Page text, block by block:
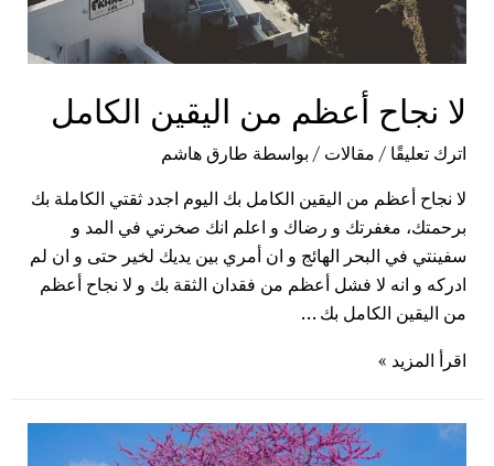
لا نجاح أعظم من اليقين الكامل
اترك تعليقًا / مقالات / بواسطة طارق هاشم
لا نجاح أعظم من اليقين الكامل بك اليوم اجدد ثقتي الكاملة بك
برحمتك، مغفرتك و رضاك و اعلم انك صخرتي في المد و
سفينتي في البحر الهائج و ان أمري بين يديك لخير حتى و ان لم
ادركه و انه لا فشل أعظم من فقدان الثقة بك و لا نجاح أعظم
من اليقين الكامل بك …
اقرأ المزيد »